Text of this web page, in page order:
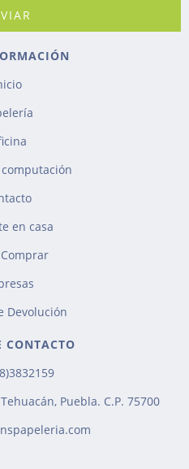
en casa
Devolución
CONTACTO
Puebla. C.P. 75700